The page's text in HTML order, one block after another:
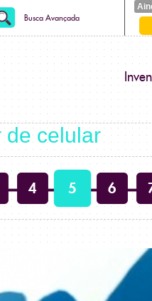
Busca Avançada
de celular
4 5 6